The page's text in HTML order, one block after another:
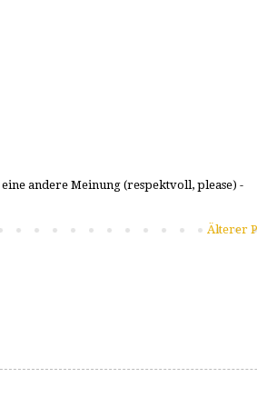
andere Meinung (respektvoll, please) -
Älterer